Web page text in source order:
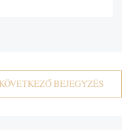
KÖVETKEZŐ BEJEGYZÉS